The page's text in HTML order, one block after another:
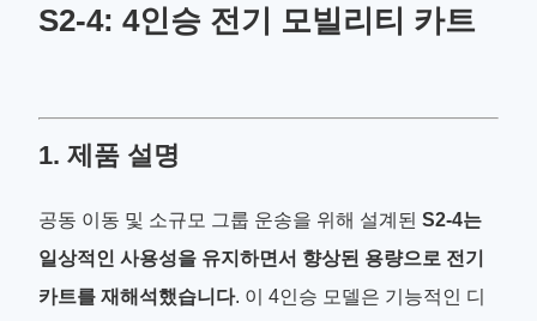
S2-4: 4인승 전기 모빌리티 카트
1. 제품 설명
공동 이동 및 소규모 그룹 운송을 위해 설계된 S2-4는
일상적인 사용성을 유지하면서 향상된 용량으로 전기
카트를 재해석했습니다. 이 4인승 모델은 기능적인 디